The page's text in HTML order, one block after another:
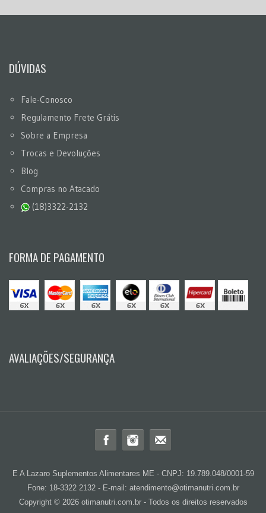
DÚVIDAS
Fale-Conosco
Regulamento Frete Grátis
Sobre a Empresa
Trocas e Devoluções
Blog
Compras no Atacado
(18)3322-2132
FORMA DE PAGAMENTO
AVALIAÇÕES/SEGURANÇA
E A Lazaro Suplementos Alimentares ME - CNPJ: 19.789.048/0001-59
Fone: 18-3322 2132 - E-mail: atendimento@otimanutri.com.br
Copyright © 2026 otimanutri.com.br - Todos os direitos reservados